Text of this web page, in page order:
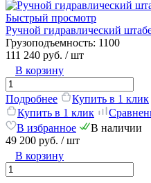
Быстрый просмотр
Ручной гидравлический
Грузоподъемность: 1100
111 240 руб. / шт
В корзину
Подробнее
Купить в 1 клик
Купить в 1 клик
В избранное
В наличии
49 200 руб. / шт
В корзину